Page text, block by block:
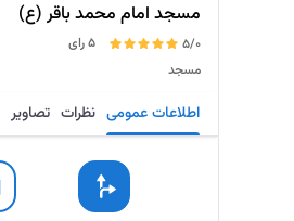
مسجد امام محمد باقر (ع)
5/0
5 رای
مسجد
اطلاعات عمومی نظرات تصاویر